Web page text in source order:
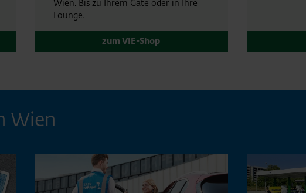
Wien. Bis zu Ihrem Gate oder in Ihre
Lounge.
zum VIE-Shop
Wien